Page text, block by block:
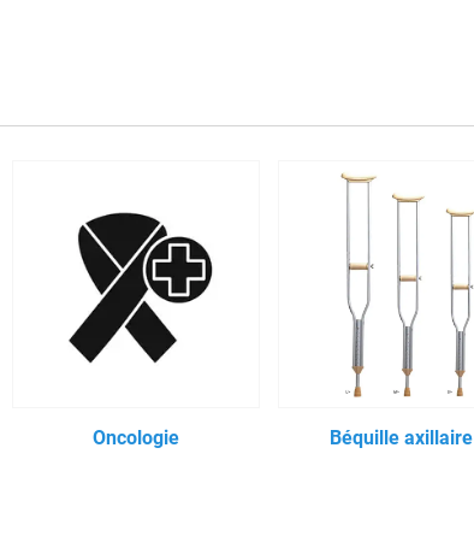
Oncologie Béquille axillaire